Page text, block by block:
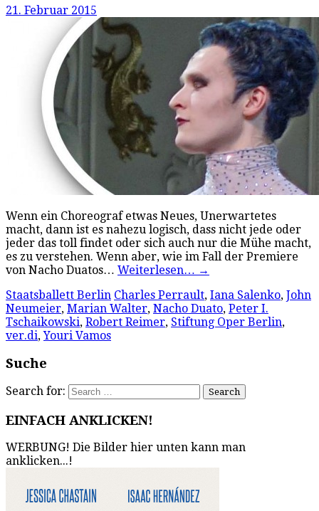
21. Februar 2015
Wenn ein Choreograf etwas Neues, Unerwartetes
macht, dann ist es nahezu logisch, dass nicht jede oder
jeder das toll findet oder sich auch nur die Mühe macht,
es zu verstehen. Wenn aber, wie im Fall der Premiere
von Nacho Duatos… Weiterlesen… →
Staatsballett Berlin Charles Perrault, Iana Salenko, John
Neumeier, Marian Walter, Nacho Duato, Peter I.
Tschaikowski, Robert Reimer, Stiftung Oper Berlin,
ver.di,Youri Vamos
Suche
Search for:
EINFACH ANKLICKEN!
WERBUNG! Die Bilder hier unten kann man
anklicken...!